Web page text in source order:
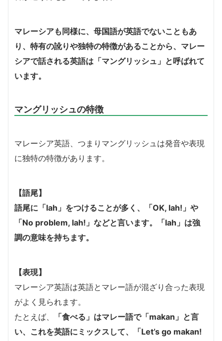
マレーシアも同様に、母国語が英語でないこともあ
り、特有の訛りや独特の特徴があることから、マレー
シアで話される英語は「マングリッシュ」と呼ばれて
います。
マングリッシュの特徴
マレーシア英語、つまりマングリッシュは発音や表現
に独特の特徴があります。
【語尾】
語尾に「lah」をつけることが多く、「OK, lah!」や
「No problem, lah!」などと言います。「lah」は強
調の意味を持ちます。
【表現】
マレーシア英語は英語とマレー語が混ざり合った表現
がよく見られます。
たとえば、
「食べる」はマレー語で「makan」と言
い、これを英語にミックスして、「Let’s go makan!